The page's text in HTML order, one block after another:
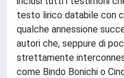
testo lirico databile con
qualche annessione
autori che, seppure di
strettamente
come Bindo Bonichi o